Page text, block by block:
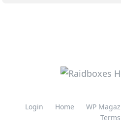
Login Home WP
Terms